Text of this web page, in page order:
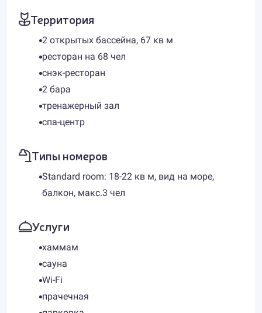
Территория
2 открытых бассейна, 67 кв м
ресторан на 68 чел
снэк-ресторан
2 бара
тренажерный зал
спа-центр
Типы номеров
Standard room: 18-22 кв м, вид на море,
балкон, макс.3 чел
Услуги
хаммам
сауна
Wi-Fi
прачечная